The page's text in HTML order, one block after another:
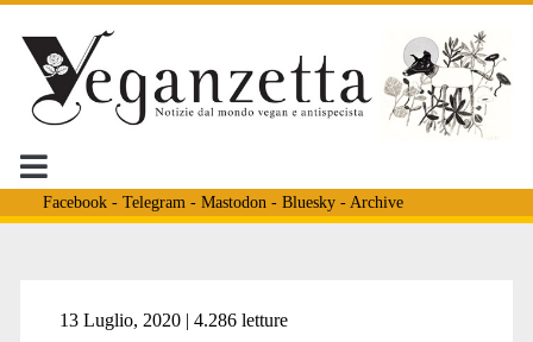
Facebook- Telegram - Mastodon - Bluesky- Archive
Tag:
13 Luglio, 2020 | 4.286 letture